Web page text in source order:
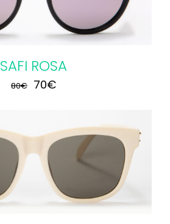
SAFI ROSA
80€ El
era:
80€.
70€El
actual
es:
70€.